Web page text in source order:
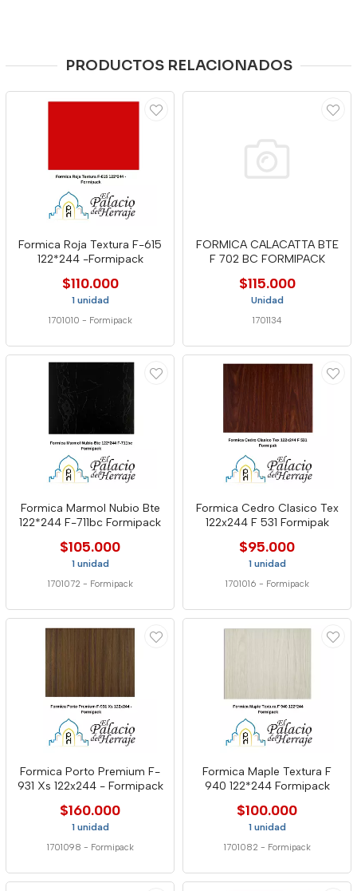
PRODUCTOS RELACIONADOS
Formica Roja Textura F-615
122*244 -Formipack
$110.000
1 unidad
1701010 - Formipack
FORMICA CALACATTA BTE
F 702 BC FORMIPACK
$115.000
Unidad
1701134
Formica Marmol Nubio Bte
122*244 F-711bc Formipack
$105.000
1 unidad
1701072 - Formipack
Formica Cedro Clasico Tex
122x244 F 531 Formipak
$95.000
1 unidad
1701016 - Formipack
Formica Porto Premium F-
931 Xs 122x244 - Formipack
$160.000
1 unidad
1701098 - Formipack
Formica Maple Textura F
940 122*244 Formipack
$100.000
1 unidad
1701082 - Formipack